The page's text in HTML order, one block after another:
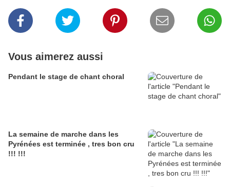
Vous aimerez aussi
Pendant le stage de chant choral
La semaine de marche dans les
Pyrénées est terminée , tres bon cru
!!! !!!